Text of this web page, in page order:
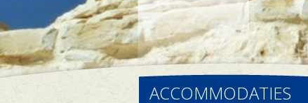
ACCOMMODATIES